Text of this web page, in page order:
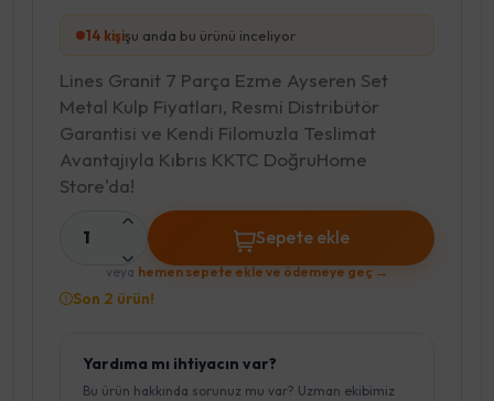
13 kişişu anda bu ürünü inceliyor
Lines Granit 7 Parça Ezme Ayseren Set
Metal Kulp Fiyatları, Resmi Distribütör
Garantisi ve Kendi Filomuzla Teslimat
Avantajıyla Kıbrıs KKTC DoğruHome
Store'da!
1 Sepete ekle
veya hemen sepete ekle ve ödemeye geç →
Son 2 ürün!
Yardıma mı ihtiyacın var?
Bu ürün hakkında sorunuz mu var? Uzman ekibimiz